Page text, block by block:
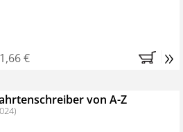
Profipaket im
Monate (inkl. der derzeitig
nichts weiter tun, das
es entstehen keine
€ »
von A-Z